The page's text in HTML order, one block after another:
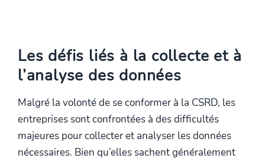
Les défis liés à la collecte et à
l’analyse des données
Malgré la volonté de se conformer à la CSRD, les
entreprises sont confrontées à des difficultés
majeures pour collecter et analyser les données
nécessaires. Bien qu’elles sachent généralement